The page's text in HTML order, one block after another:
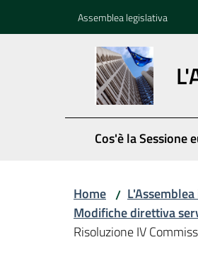
Assemblea legislativa
Cos'è la Sessione
Home /
Modifiche direttiva
Risoluzione IV